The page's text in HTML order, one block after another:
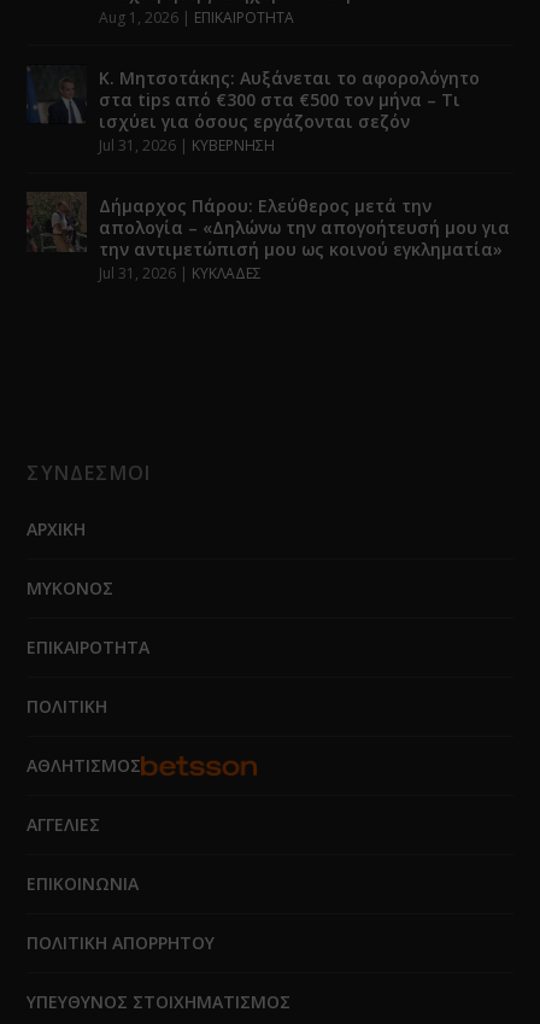
Aug 1, 2026 | ΕΠΙΚΑΙΡΟΤΗΤΑ
Κ. Μητσοτάκης: Αυξάνεται το αφορολόγητο
στα tips από €300 στα €500 τον μήνα – Τι
ισχύει για όσους εργάζονται σεζόν
Jul 31, 2026 | ΚΥΒΕΡΝΗΣΗ
Δήμαρχος Πάρου: Ελεύθερος μετά την
απολογία – «Δηλώνω την απογοήτευσή μου για
την αντιμετώπισή μου ως κοινού εγκληματία»
Jul 31, 2026 | ΚΥΚΛΑΔΕΣ
ΣΥΝΔΕΣΜΟΙ
ΑΡΧΙΚΗ
ΜΥΚΟΝΟΣ
ΕΠΙΚΑΙΡΟΤΗΤΑ
ΠΟΛΙΤΙΚΗ
ΑΘΛΗΤΙΣΜΟΣ
ΑΓΓΕΛΙΕΣ
ΕΠΙΚΟΙΝΩΝΙΑ
ΠΟΛΙΤΙΚΗ ΑΠΟΡΡΗΤΟΥ
ΥΠΕΥΘΥΝΟΣ ΣΤΟΙΧΗΜΑΤΙΣΜΟΣ